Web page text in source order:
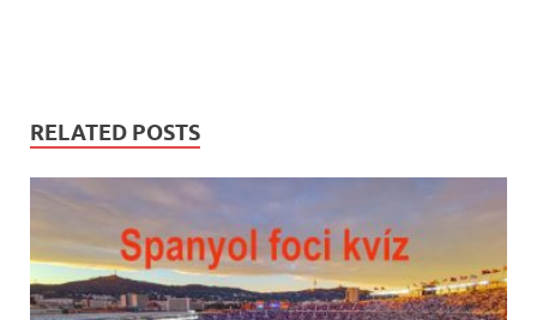
RELATED POSTS